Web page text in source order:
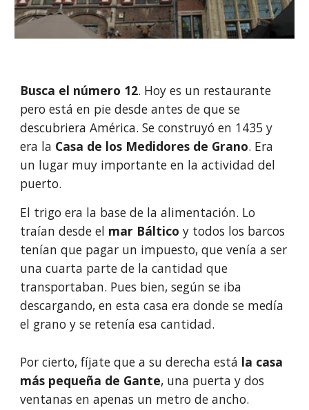
Busca el número 12. Hoy es un restaurante
pero está en pie desde antes de que se
descubriera América. Se construyó en 1435 y
era la Casa de los Medidores de Grano. Era
un lugar muy importante en la actividad del
puerto.
El trigo era la base de la alimentación. Lo
traían desde el mar Báltico y todos los barcos
tenían que pagar un impuesto, que venía a ser
una cuarta parte de la cantidad que
transportaban. Pues bien, según se iba
descargando, en esta casa era donde se medía
el grano y se retenía esa cantidad.
Por cierto, fíjate que a su derecha está la casa
más pequeña de Gante, una puerta y dos
ventanas en apenas un metro de ancho.